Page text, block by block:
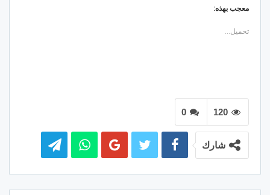
معجب بهذه:
تحميل...
0 120
شارك